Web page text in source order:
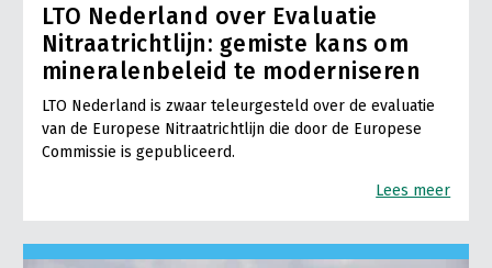
LTO Nederland over Evaluatie
Nitraatrichtlijn: gemiste kans om
mineralenbeleid te moderniseren
LTO Nederland is zwaar teleurgesteld over de evaluatie
van de Europese Nitraatrichtlijn die door de Europese
Commissie is gepubliceerd.
Lees meer